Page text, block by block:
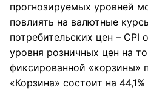
прогнозируемых уровней
повлиять на валютные
потребительских цен – CPI
уровня розничных цен на
фиксированной «корзины»
«Корзина» состоит на